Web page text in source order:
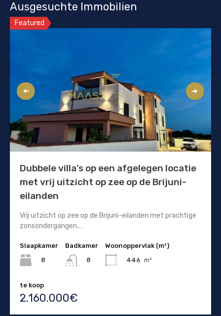
Ausgesuchte Immobilien
Featured
Dubbele villa’s op een afgelegen locatie
met vrij uitzicht op zee op de Brijuni-
eilanden
Vrij uitzicht op zee op de Brijuni-eilanden met prachtige
zonsondergangen.…
Slaapkamer
8
Badkamer
8
Woonoppervlak (m²)
446 m²
te koop
2.160.000€